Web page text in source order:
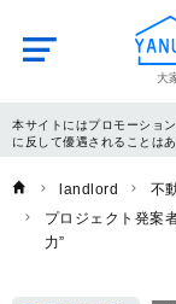
大
本サイトにはプロモーショ
に反して優遇されることはあ
landlord
不
プロジェクト発案
力”